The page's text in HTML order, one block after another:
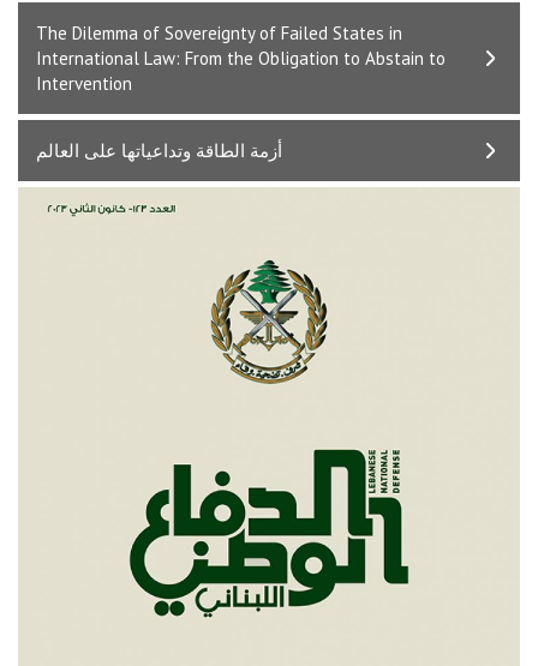
The Dilemma of Sovereignty of Failed States in
International Law: From the Obligation to Abstain to
Intervention
أزمة الطاقة وتداعياتها على العالم